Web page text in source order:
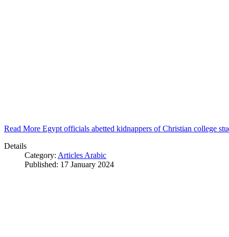
Read More Egypt officials abetted kidnappers of Christian college
Details
Category: Articles Arabic
Published: 17 January 2024